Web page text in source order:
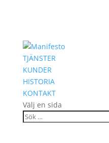
TJÄNSTER
KUNDER
HISTORIA
KONTAKT
Välj en sida